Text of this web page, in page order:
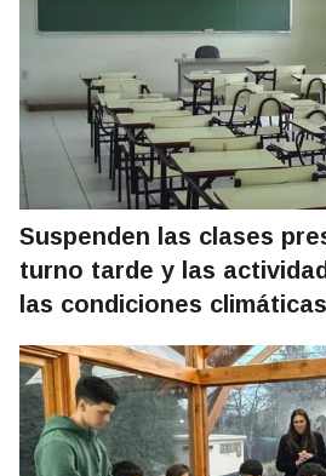
Suspenden las clases
turno tarde y las
las condiciones climáticas